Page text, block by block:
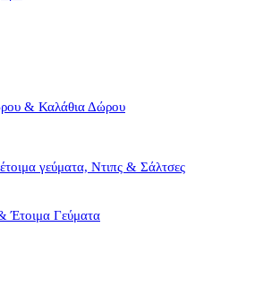
& Καλάθια Δώρου
γεύματα, Ντιπς & Σάλτσες
Έτοιμα Γεύματα